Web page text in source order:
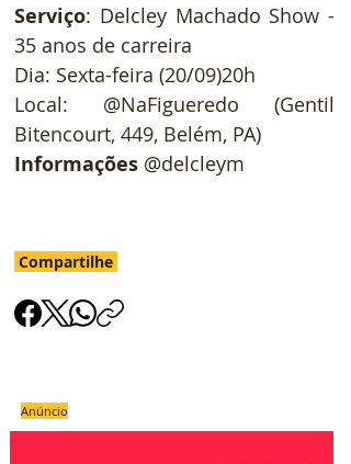
Serviço: Delcley Machado Show -
35 anos de carreira
Dia: Sexta-feira (20/09)20h
Local: @NaFigueredo (Gentil
Bitencourt, 449, Belém, PA)
Informações @delcleym
Compartilhe
Anúncio